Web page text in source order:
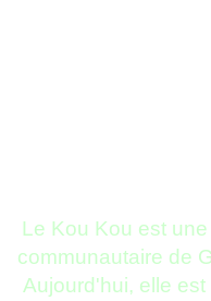
Le Kou Kou est
communautaire de
Aujourd'hui, elle